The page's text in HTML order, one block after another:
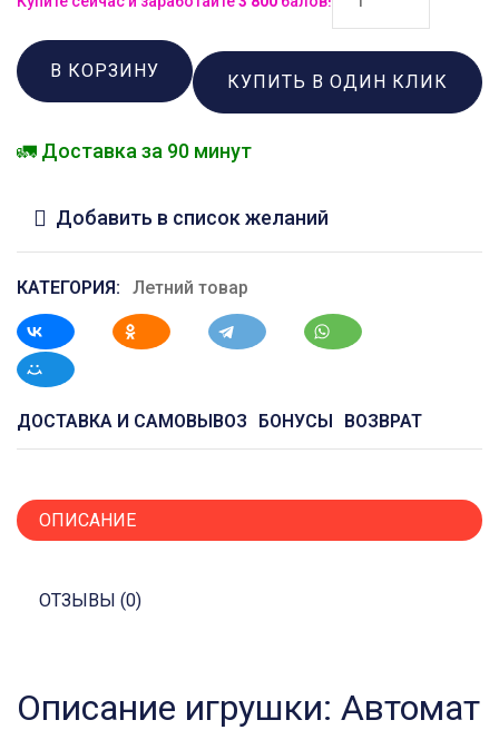
В КОРЗИНУ
КУПИТЬ В ОДИН КЛИК
🚛 Доставка за 90 минут
Добавить в список желаний
КАТЕГОРИЯ: Летний товар
ДОСТАВКА И САМОВЫВОЗ БОНУСЫ ВОЗВРАТ
ОПИСАНИЕ
ОТЗЫВЫ (0)
Описание игрушки: Автомат